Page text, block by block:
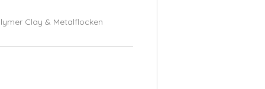
Clay & Metalflocken